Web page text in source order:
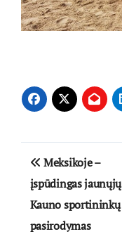
Navigacija
tarp
įrašų
Meksikoje –
įspūdingas jaunųjų
Kauno sportininkų
pasirodymas